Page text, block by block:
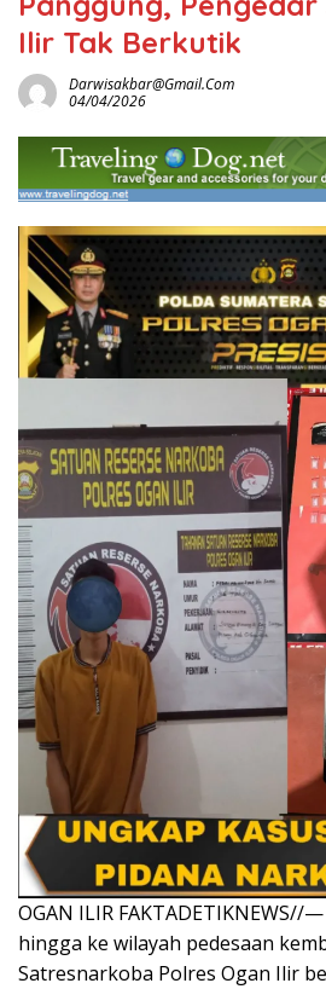
Ilir Tak Berkutik
Darwisakbar@gmail.com
04/04/2026
OGAN ILIR
hingga ke wilayah pedesaan
Satresnarkoba Polres Ogan Ilir